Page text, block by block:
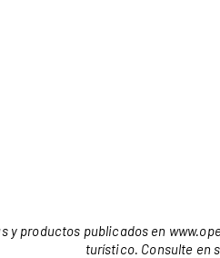
y productos publicados en
turístico. Consulte en